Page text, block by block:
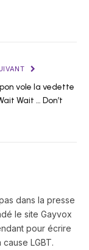
vole la vedette
Wait … Don’t
dans la presse
le site Gayvox
pour écrire
LGBT.